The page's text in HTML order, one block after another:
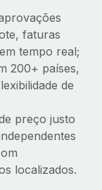
faturas
tempo real;
200+ países,
de
preço justo
localizados.